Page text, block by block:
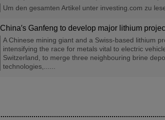
Um den gesamten Artikel unter investing.com zu
China′s Ganfeng to develop major lithium
A Chinese mining giant and a Swiss-based lithium
intensifying the race for metals vital to electric
Switzerland, to merge three neighbouring brine
technologies,......